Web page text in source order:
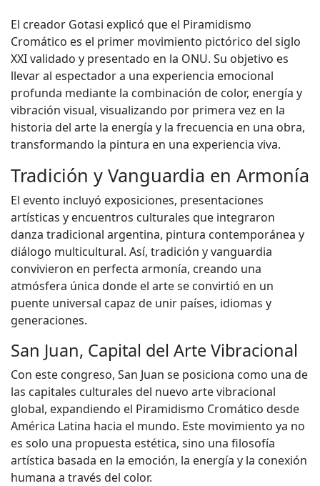
El creador Gotasi explicó que el Piramidismo
Cromático es el primer movimiento pictórico del siglo
XXI validado y presentado en la ONU. Su objetivo es
llevar al espectador a una experiencia emocional
profunda mediante la combinación de color, energía y
vibración visual, visualizando por primera vez en la
historia del arte la energía y la frecuencia en una obra,
transformando la pintura en una experiencia viva.
Tradición y Vanguardia en Armonía
El evento incluyó exposiciones, presentaciones
artísticas y encuentros culturales que integraron
danza tradicional argentina, pintura contemporánea y
diálogo multicultural. Así, tradición y vanguardia
convivieron en perfecta armonía, creando una
atmósfera única donde el arte se convirtió en un
puente universal capaz de unir países, idiomas y
generaciones.
San Juan, Capital del Arte Vibracional
Con este congreso, San Juan se posiciona como una de
las capitales culturales del nuevo arte vibracional
global, expandiendo el Piramidismo Cromático desde
América Latina hacia el mundo. Este movimiento ya no
es solo una propuesta estética, sino una filosofía
artística basada en la emoción, la energía y la conexión
humana a través del color.